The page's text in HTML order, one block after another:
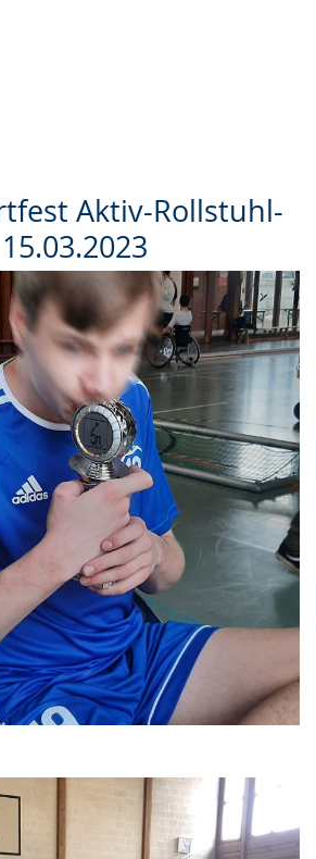
Aktiv-Rollstuhl-